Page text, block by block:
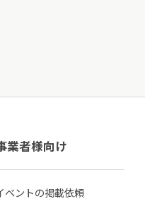
業者様向け
ベントの掲載依頼